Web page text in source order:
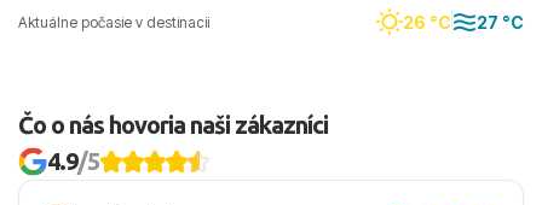
Aktuálne počasie v destinacii 26 °C 27 °C
Čo o nás hovoria naši zákazníci
4.9/5